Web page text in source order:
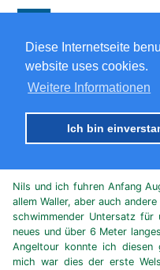
Diese Internetseite
website uses cookies.
Weitere Informationen
Ich bin
Wels von
Angeln in
Nils und ich fuhren Anfang
allem Waller, aber auch
schwimmender Untersatz für
neues und über 6 Meter
Angeltour konnte ich diesen
mich war dies der erste